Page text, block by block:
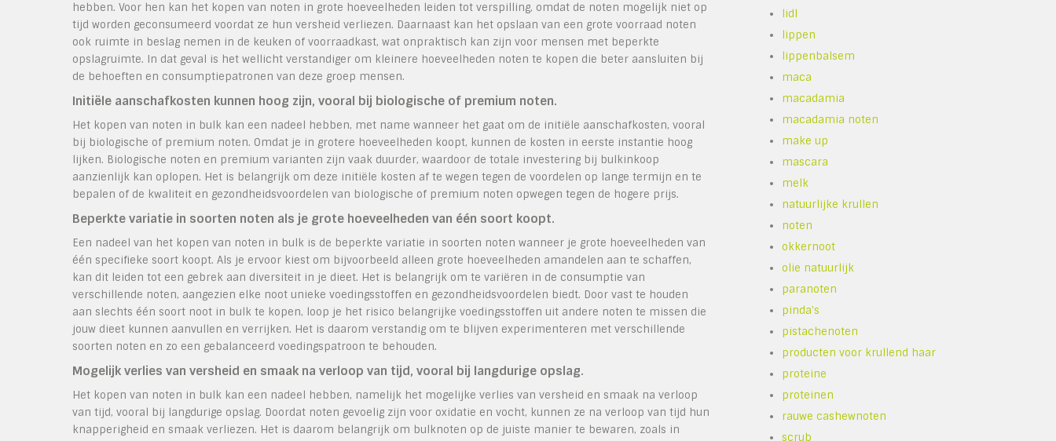
hebben. Voor hen kan het kopen van noten in grote hoeveelheden leiden tot verspilling, omdat de noten mogelijk niet op
tijd worden geconsumeerd voordat ze hun versheid verliezen. Daarnaast kan het opslaan van een grote voorraad noten
ook ruimte in beslag nemen in de keuken of voorraadkast, wat onpraktisch kan zijn voor mensen met beperkte
opslagruimte. In dat geval is het wellicht verstandiger om kleinere hoeveelheden noten te kopen die beter aansluiten bij
de behoeften en consumptiepatronen van deze groep mensen.
Initiële aanschafkosten kunnen hoog zijn, vooral bij biologische of premium noten.
Het kopen van noten in bulk kan een nadeel hebben, met name wanneer het gaat om de initiële aanschafkosten, vooral
bij biologische of premium noten. Omdat je in grotere hoeveelheden koopt, kunnen de kosten in eerste instantie hoog
lijken. Biologische noten en premium varianten zijn vaak duurder, waardoor de totale investering bij bulkinkoop
aanzienlijk kan oplopen. Het is belangrijk om deze initiële kosten af te wegen tegen de voordelen op lange termijn en te
bepalen of de kwaliteit en gezondheidsvoordelen van biologische of premium noten opwegen tegen de hogere prijs.
Beperkte variatie in soorten noten als je grote hoeveelheden van één soort koopt.
Een nadeel van het kopen van noten in bulk is de beperkte variatie in soorten noten wanneer je grote hoeveelheden van
één specifieke soort koopt. Als je ervoor kiest om bijvoorbeeld alleen grote hoeveelheden amandelen aan te schaffen,
kan dit leiden tot een gebrek aan diversiteit in je dieet. Het is belangrijk om te variëren in de consumptie van
verschillende noten, aangezien elke noot unieke voedingsstoffen en gezondheidsvoordelen biedt. Door vast te houden
aan slechts één soort noot in bulk te kopen, loop je het risico belangrijke voedingsstoffen uit andere noten te missen die
jouw dieet kunnen aanvullen en verrijken. Het is daarom verstandig om te blijven experimenteren met verschillende
soorten noten en zo een gebalanceerd voedingspatroon te behouden.
Mogelijk verlies van versheid en smaak na verloop van tijd, vooral bij langdurige opslag.
Het kopen van noten in bulk kan een nadeel hebben, namelijk het mogelijke verlies van versheid en smaak na verloop
van tijd, vooral bij langdurige opslag. Doordat noten gevoelig zijn voor oxidatie en vocht, kunnen ze na verloop van tijd hun
knapperigheid en smaak verliezen. Het is daarom belangrijk om bulknoten op de juiste manier te bewaren, zoals in
lidl
lippen
lippenbalsem
maca
macadamia
macadamia noten
make up
mascara
melk
natuurlijke krullen
noten
okkernoot
olie natuurlijk
paranoten
pinda's
pistachenoten
producten voor krullend haar
proteine
proteinen
rauwe cashewnoten
scrub